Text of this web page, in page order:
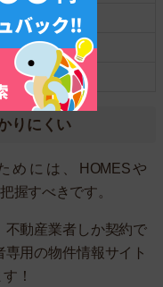
5.1万円
4.6万円
4.5万円
りにくい
めには、HOMESや
握すべきです。
不動産業者しか契約で
用の物件情報サイト
！